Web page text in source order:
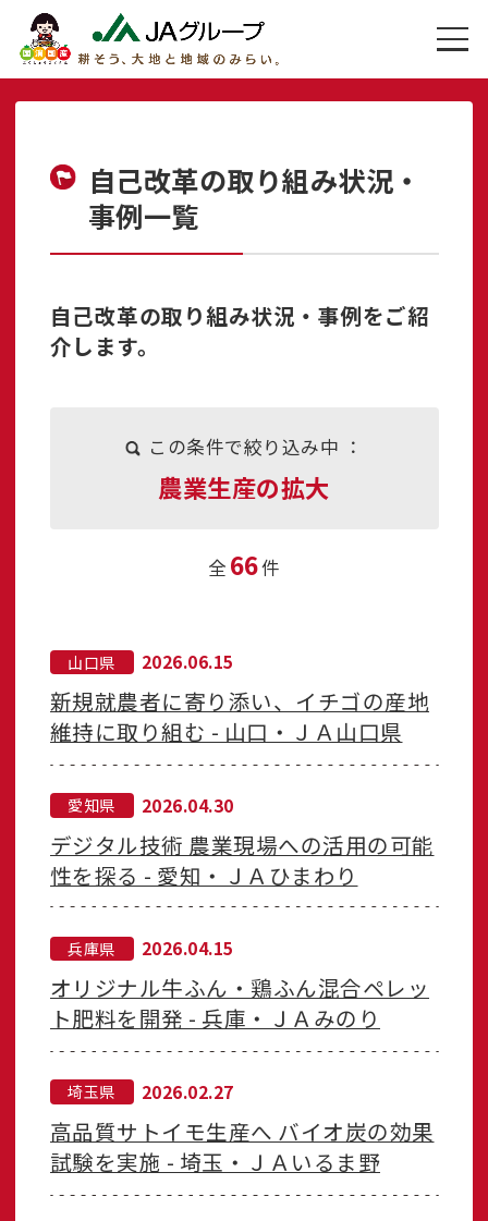
自己改革の取り組み状況・
事例一覧
自己改革の取り組み状況・事例をご紹
介します。
この条件で絞り込み中 ：
農業生産の拡大
全 66件
山口県 2026.06.15
新規就農者に寄り添い、イチゴの産地
維持に取り組む - 山口・ＪＡ山口県
愛知県 2026.04.30
デジタル技術 農業現場への活用の可能
性を探る - 愛知・ＪＡひまわり
兵庫県 2026.04.15
オリジナル牛ふん・鶏ふん混合ペレッ
ト肥料を開発 - 兵庫・ＪＡみのり
埼玉県 2026.02.27
高品質サトイモ生産へ バイオ炭の効果
試験を実施 - 埼玉・ＪＡいるま野